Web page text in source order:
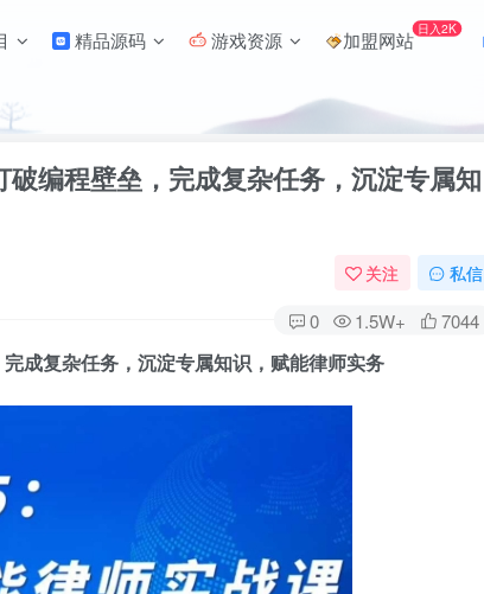
精品源码 游戏资源 加盟网站 日入2K
编程壁垒，完成复杂任务，沉淀专属知
关注 私信
0 1.5W+ 7044
完成复杂任务，沉淀专属知识，赋能律师实务